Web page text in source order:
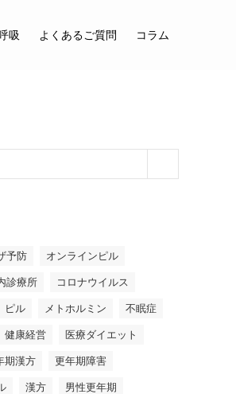
吸 よくあるご質問 コラム
予防 オンラインピル
診療所 コロナウイルス
ピル メトホルミン 不眠症
健康経営 医療ダイエット
期漢方 更年期障害
漢方 男性更年期